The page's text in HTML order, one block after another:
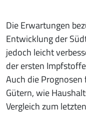
Die Erwartungen
Entwicklung der
jedoch leicht
der ersten
Auch die
Gütern, wie
Vergleich zum